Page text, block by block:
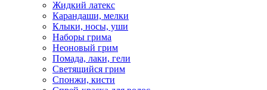
Жидкий латекс
Карандаши, мелки
Клыки, носы, уши
Наборы грима
Неоновый грим
Помада, лаки, гели
Светящийся грим
Спонжи, кисти